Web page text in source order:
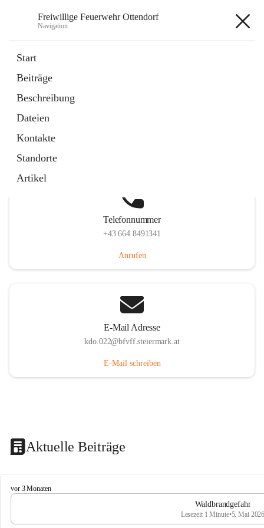
Freiwillige Feuerwehr Ottendorf
Navigation
Start
Beiträge
Beschreibung
Dateien
Kontakte
Standorte
Artikel
Telefonnummer
+43 664 8491341
Anrufen
E-Mail Adresse
kdo.022@bfvff.steiermark.at
E-Mail schreiben
Aktuelle Beiträge
F
r
i
vor 3 Monaten
Waldbrandgefahr
Lesezeit 1 Minute•5. Mai